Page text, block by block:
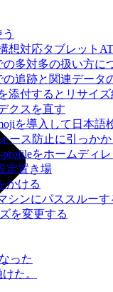
想対応タブレット
の多対多の扱い方に
の追跡と関連デー
添付するとリサイ
クスを直す
を導入して日本語
ース防止に引っか
profileをホームディ
定置き場
かける
シンにパススルーす
を変更する
った
た。